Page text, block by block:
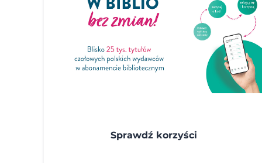
Sprawdź korzyści